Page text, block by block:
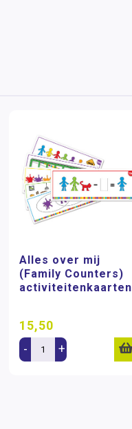
Alles over mij
(Family Counters)
activiteitenkaarten
15,50
- +